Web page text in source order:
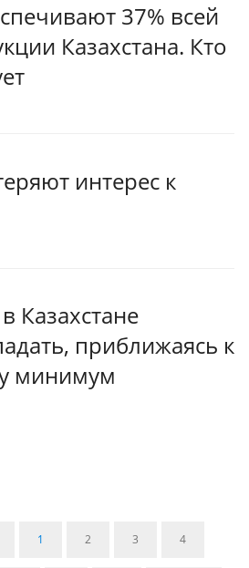
37% всей
Казахстана. Кто
интерес к
Казахстане
приближаясь к
минимум
1 2 3 4